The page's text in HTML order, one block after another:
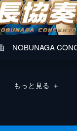
もっと見る ＋